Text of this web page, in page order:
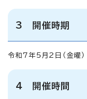
3 開催時期
令和7年5月2日（金曜）
4 開催時間